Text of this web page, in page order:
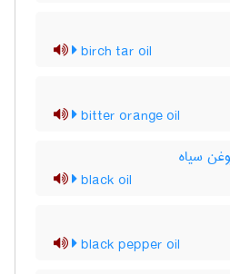
birch tar oil
bitter orange oil
سیاه
black oil
black pepper oil